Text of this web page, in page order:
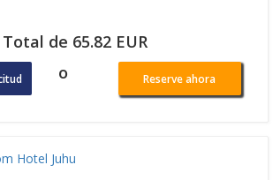
Total de 65.82 EUR
o Reserve ahora
Hotel Juhu